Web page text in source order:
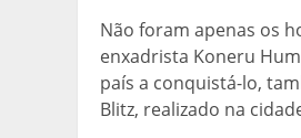
Não foram apenas os
enxadrista Koneru
país a conquistá-lo,
Blitz, realizado na